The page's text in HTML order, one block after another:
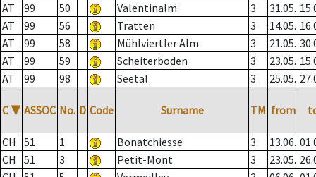
AT
99 50 Valentinalm 3 31.05.
AT
99 56 Tratten 3 14.05.
AT
99 58 Mühlviertler Alm 3 21.05.
AT
99 59 Scheiterboden 3 23.05.
AT
99 98 Seetal 3 25.05.
C ▼ ASSOC No. D Code Surname TM from
CH 51 1 Bonatchiesse 3 13.06.
CH
51 3 Petit-Mont 3 23.05.